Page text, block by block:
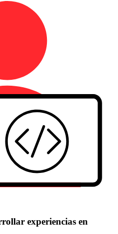
experiencias en